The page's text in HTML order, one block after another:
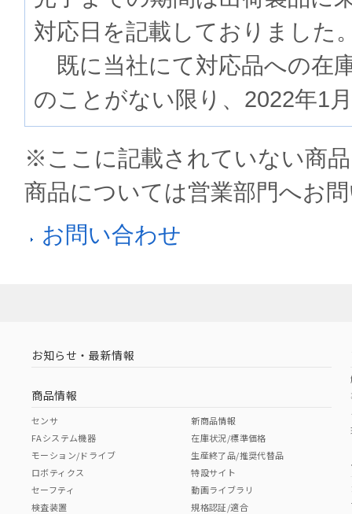
対応日を記載しておりました
既に当社にて対応品への在
のことがない限り、2022年1
※ここに記載されていない商
商品については営業部門へお
お問い合わせ
お知らせ・最新情報
商品情報
センサ
FAシステム機器
モーション/ドライブ
ロボティクス
セーフティ
検査装置
新商品情報
在庫状況/標準価格
生産終了品/推奨代替品
特設サイト
動画ライブラリ
規格認証/適合